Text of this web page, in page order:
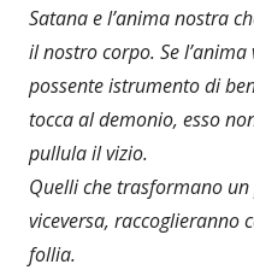
Satana e l’anima nostra
il nostro corpo. Se
possente istrumento di
tocca al demonio, esso
pullula il vizio.
Quelli che trasformano
viceversa, raccoglieranno
follia.